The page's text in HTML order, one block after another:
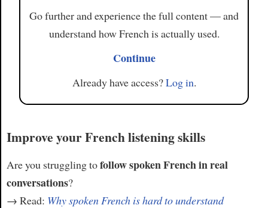
Go further and experience the full content — and
understand how French is actually used.
Continue
Already have access?Log in.
Improve your French listening skills
Are you struggling tofollow spoken French in real
conversations?
→ Read: Why spoken French is hard to understand